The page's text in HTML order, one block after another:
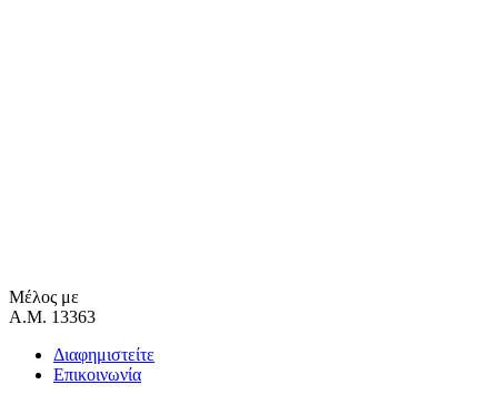
Μέλος με
Α.Μ. 13363
Διαφημιστείτε
Επικοινωνία